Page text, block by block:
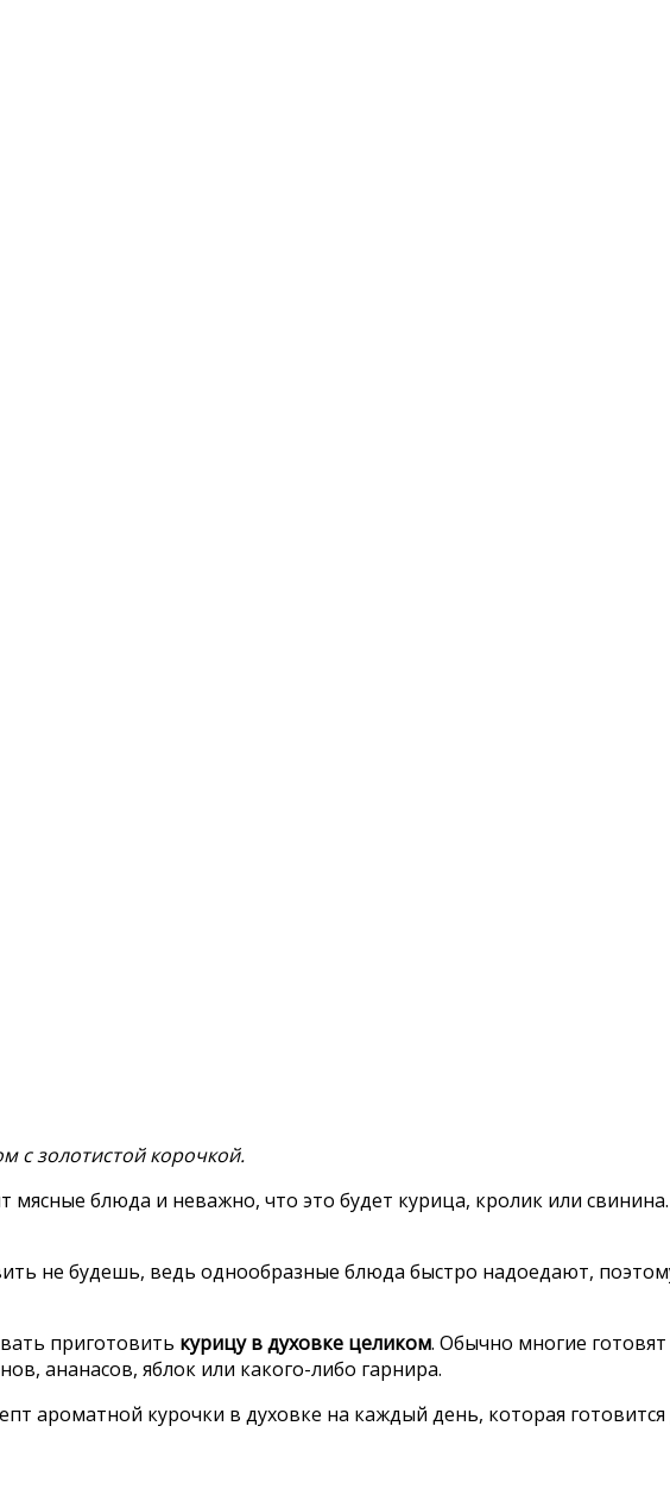
с золотистой корочкой.
блюда и неважно, что это будет курица, кролик или
не будешь, ведь однообразные блюда быстро надоедают,
приготовить курицу в духовке целиком. Обычно многие
ананасов, яблок или какого-либо гарнира.
ароматной курочки в духовке на каждый день, которая